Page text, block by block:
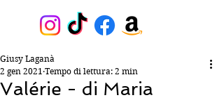
Valérie - di Maria
Giusy Laganà
2 gen 2021 Tempo di lettura: 2 min